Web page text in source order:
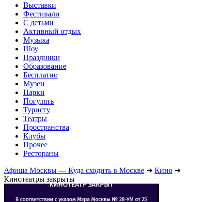
Выставки
Фестивали
С детьми
Активный отдых
Музыка
Шоу
Праздники
Образование
Бесплатно
Музеи
Парки
Погулять
Туристу
Театры
Пространства
Клубы
Прочее
Рестораны
Афиша Москвы — Куда сходить в Москве ➔ Кино ➔
Кинотеатры закрыты